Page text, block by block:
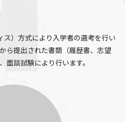
）方式により入学者の選考を行い
ら提出された書類（履歴書、志望
面談試験により行います。